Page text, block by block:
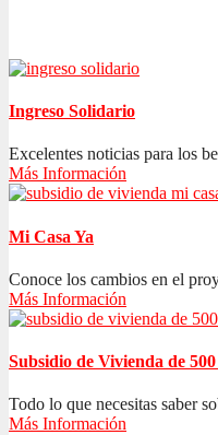
Ingreso Solidario
Excelentes noticias para los
Más Información
Mi Casa Ya
Conoce los cambios en el
Más Información
Subsidio de Vivienda de
Todo lo que necesitas saber
Más Información